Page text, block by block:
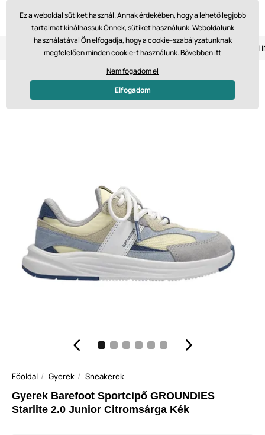
Visszaküldés 14 napon belül Gyors szállítás 61 475 Ft-tól
Főoldal Gyerek Sneakerek
Gyerek Barefoot Sportcipő GROUNDIES
Starlite 2.0 Junior Citromsárga Kék
Ez a weboldal sütiket használ. Annak érdekében, hogy a lehető legjobb
tartalmat kínálhassuk Önnek, sütiket használunk. Weboldalunk
használatával Ön elfogadja, hogy a cookie-szabályzatunknak
megfelelően minden cookie-t használunk. Bővebbenitt
Nem fogadom el
Elfogadom